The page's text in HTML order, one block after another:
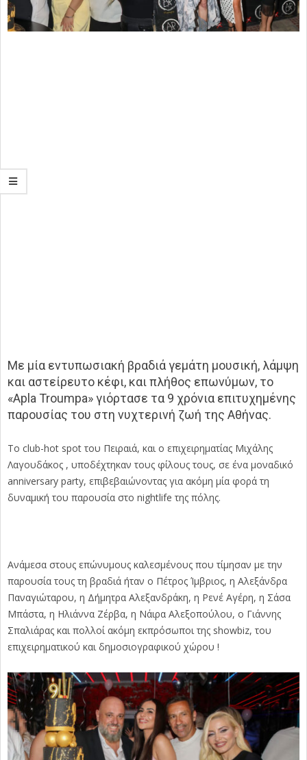
Με μία εντυπωσιακή βραδιά γεμάτη μουσική, λάμψη
και αστείρευτο κέφι, και πλήθος επωνύμων, το
«Apla Troumpa» γιόρτασε τα 9 χρόνια επιτυχημένης
παρουσίας του στη νυχτερινή ζωή της Αθήνας.
Το club-hot spot του Πειραιά, και ο επιχειρηματίας Μιχάλης
Λαγουδάκος , υποδέχτηκαν τους φίλους τους, σε ένα μοναδικό
anniversary party, επιβεβαιώνοντας για ακόμη μία φορά τη
δυναμική του παρουσία στο nightlife της πόλης.
Ανάμεσα στους επώνυμους καλεσμένους που τίμησαν με την
παρουσία τους τη βραδιά ήταν ο Πέτρος Ίμβριος, η Αλεξάνδρα
Παναγιώταρου, η Δήμητρα Αλεξανδράκη, η Ρενέ Αγέρη, η Σάσα
Μπάστα, η Ηλιάννα Ζέρβα, η Νάιρα Αλεξοπούλου, ο Γιάννης
Σπαλιάρας και πολλοί ακόμη εκπρόσωποι της showbiz, του
επιχειρηματικού και δημοσιογραφικού χώρου !